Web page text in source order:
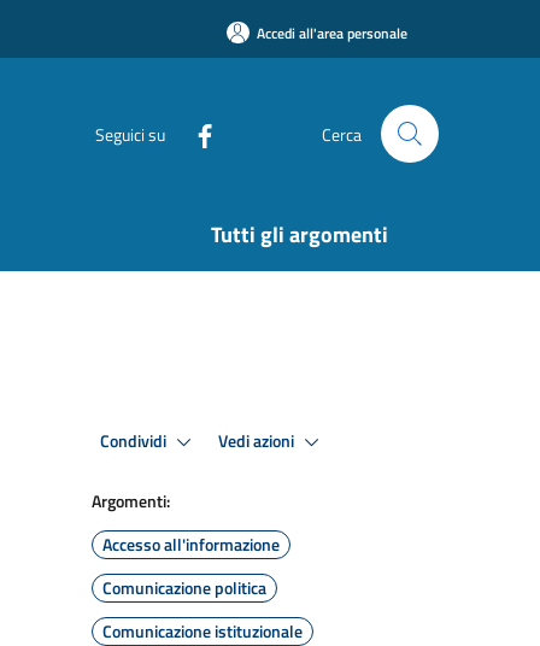
Accedi all'area personale
Seguici su Cerca
Tutti gli argomenti
Condividi Vedi azioni
Argomenti:
Accesso all'informazione
Comunicazione politica
Comunicazione istituzionale